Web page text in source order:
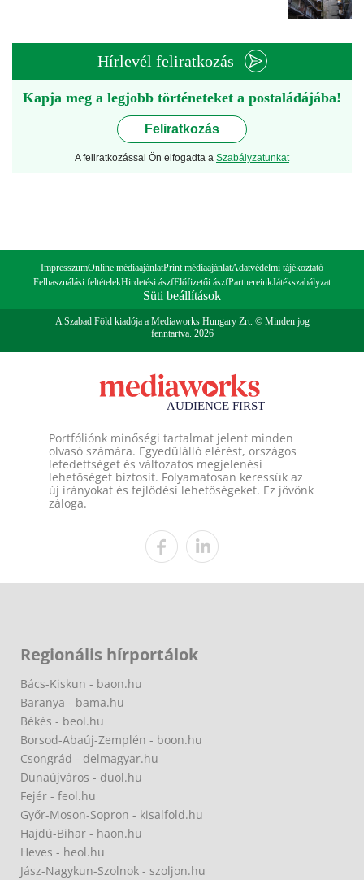
Hírlevél feliratkozás
Kapja meg a legjobb történeteket a postaládájába!
Feliratkozás
A feliratkozással Ön elfogadta a Szabályzatunkat
ImpresszumOnline médiaajánlatPrint médiaajánlatAdatvédelmi tájékoztató
Felhasználási feltételekHirdetési ászfElőfizetői ászfPartnereinkJátékszabályzat
Süti beállítások
A Szabad Föld kiadója a Mediaworks Hungary Zrt. © Minden jog
fenntartva. 2026
Portfóliónk minőségi tartalmat jelent minden
olvasó számára. Egyedülálló elérést, országos
lefedettséget és változatos megjelenési
lehetőséget biztosít. Folyamatosan keressük az
új irányokat és fejlődési lehetőségeket. Ez jövőnk
záloga.
Regionális hírportálok
Bács-Kiskun - baon.hu
Baranya - bama.hu
Békés - beol.hu
Borsod-Abaúj-Zemplén - boon.hu
Csongrád - delmagyar.hu
Dunaújváros - duol.hu
Fejér - feol.hu
Győr-Moson-Sopron - kisalfold.hu
Hajdú-Bihar - haon.hu
Heves - heol.hu
Jász-Nagykun-Szolnok - szoljon.hu